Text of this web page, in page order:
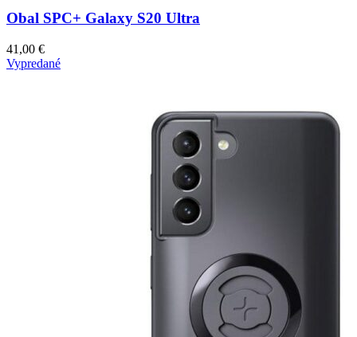
Obal SPC+ Galaxy S20 Ultra
41,00 €
Vypredané